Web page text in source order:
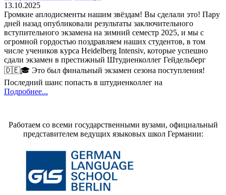
13.10.2025
Громкие аплодисменты нашим звёздам! Вы сделали это! Пару
дней назад опубликовали результаты заключительного
вступительного экзамена на зимний семестр 2025, и мы с
огромной гордостью поздравляем наших студентов, в том
числе учеников курса Heidelberg Intensiv, которые успешно
сдали экзамен в престижный Штудиенколлег Гейдельберг
🇩🇪🎓 Это был финальный экзамен сезона поступления!
Последний шанс попасть в штудиенколлег на
Подробнее...
Работаем со всеми государственными вузами, официальный
представителем ведущих языковых школ Германии: